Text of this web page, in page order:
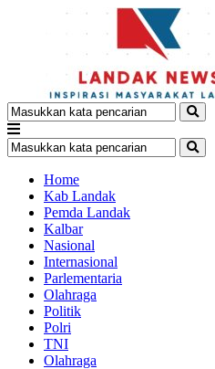
Home
Kab Landak
Pemda Landak
Kalbar
Nasional
Internasional
Parlementaria
Olahraga
Politik
Polri
TNI
Olahraga